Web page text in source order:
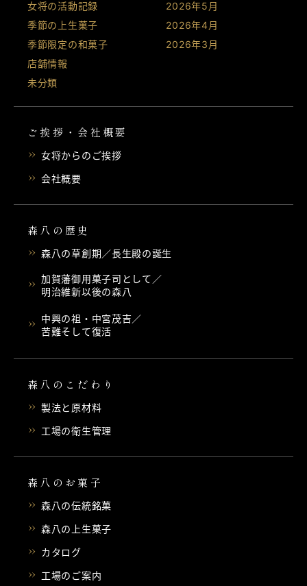
女将の活動記録
季節の上生菓子
季節限定の和菓子
店舗情報
未分類
2026年5月
2026年4月
2026年3月
ご挨拶・会社概要
女将からのご挨拶
会社概要
森八の歴史
森八の草創期／長生殿の誕生
加賀藩御用菓子司として／
明治維新以後の森八
中興の祖・中宮茂吉／
苦難そして復活
森八のこだわり
製法と原材料
工場の衛生管理
森八のお菓子
森八の伝統銘菓
森八の上生菓子
カタログ
工場のご案内